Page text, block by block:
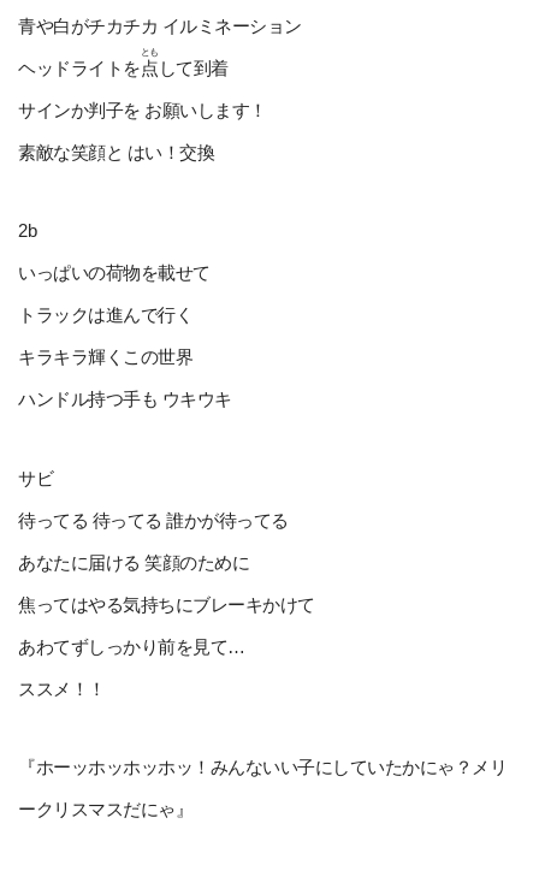
青や白がチカチカ イルミネーション
ヘッドライトを点
とも
して到着
サインか判子を お願いします！
素敵な笑顔と はい！交換
2b
いっぱいの荷物を載せて
トラックは進んで行く
キラキラ輝くこの世界
ハンドル持つ手も ウキウキ
サビ
待ってる 待ってる 誰かが待ってる
あなたに届ける 笑顔のために
焦ってはやる気持ちにブレーキかけて
あわてずしっかり前を見て…
ススメ！！
『ホーッホッホッホッ！みんないい子にしていたかにゃ？メリ
ークリスマスだにゃ』